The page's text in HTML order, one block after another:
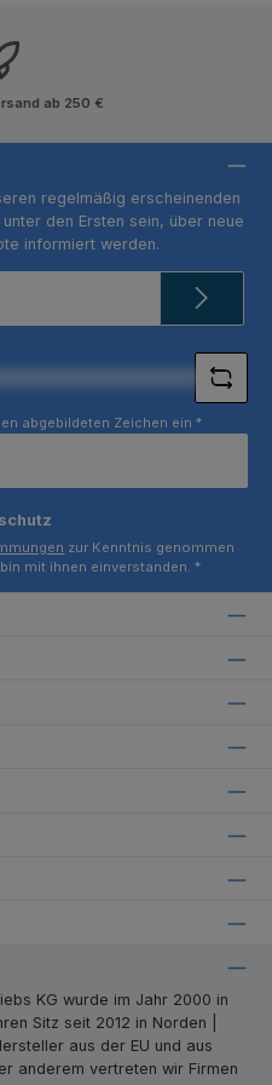
ab 250 €
regelmäßig erscheinenden
den Ersten sein, über neue
informiert werden.
abgebildeten Zeichen ein *
zur Kenntnis genommen
mit ihnen einverstanden. *
KG wurde im Jahr 2000 in
Sitz seit 2012 in Norden |
aus der EU und aus
anderem vertreten wir Firmen